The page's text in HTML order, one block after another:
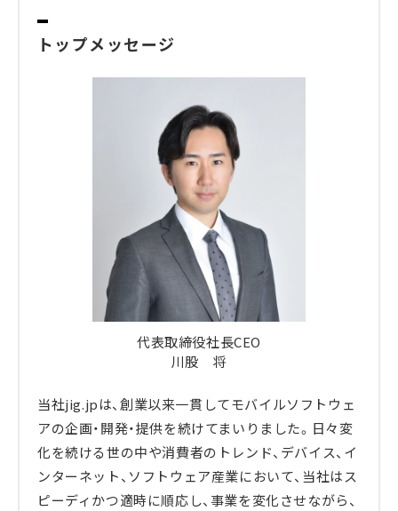
トップメッセージ
代表取締役社長CEO
川股 将
当社jig.jpは、創業以来一貫してモバイルソフトウェ
アの企画・開発・提供を続けてまいりました。日々変
化を続ける世の中や消費者のトレンド、デバイス、イ
ンターネット、ソフトウェア産業において、当社はス
ピーディかつ適時に順応し、事業を変化させながら、